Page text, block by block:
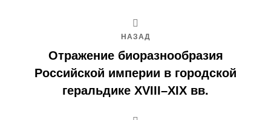
НАЗАД
Отражение биоразнообразия
Российской империи в городской
геральдике XVIII–XIX вв.